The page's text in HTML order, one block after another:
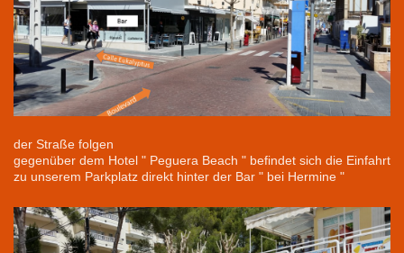
der Straße folgen
gegenüber dem Hotel " Peguera Beach " befindet sich die Einfahrt
zu unserem Parkplatz direkt hinter der Bar " bei Hermine "